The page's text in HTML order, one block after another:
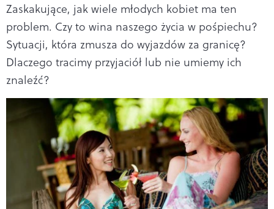
Zaskakujące, jak wiele młodych kobiet ma ten
problem. Czy to wina naszego życia w pośpiechu?
Sytuacji, która zmusza do wyjazdów za granicę?
Dlaczego tracimy przyjaciół lub nie umiemy ich
znaleźć?